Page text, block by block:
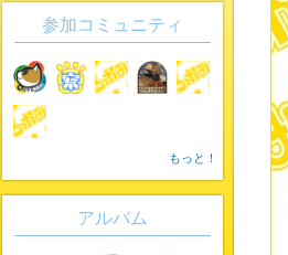
参加コミュニティ
もっと！
アルバム